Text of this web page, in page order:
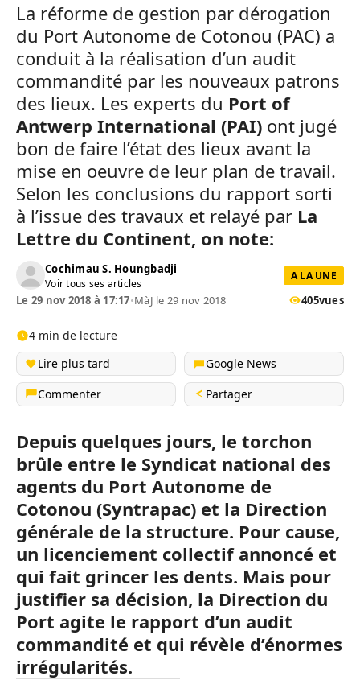
La réforme de gestion par dérogation
du Port Autonome de Cotonou (PAC) a
conduit à la réalisation d’un audit
commandité par les nouveaux patrons
des lieux. Les experts du Port of
Antwerp International (PAI) ont jugé
bon de faire l’état des lieux avant la
mise en oeuvre de leur plan de travail.
Selon les conclusions du rapport sorti
à l’issue des travaux et relayé par La
Lettre du Continent, on note:
Cochimau S. Houngbadji
Voir tous ses articles
A LA UNE
Le 29 nov 2018 à 17:17•MàJ le 29 nov 2018 405vues
4 min de lecture
Lire plus tard
Google News
Commenter
Partager
Depuis quelques jours, le torchon
brûle entre le Syndicat national des
agents du Port Autonome de
Cotonou (Syntrapac) et la Direction
générale de la structure. Pour cause,
un licenciement collectif annoncé et
qui fait grincer les dents. Mais pour
justifier sa décision, la Direction du
Port agite le rapport d’un audit
commandité et qui révèle d’énormes
irrégularités.